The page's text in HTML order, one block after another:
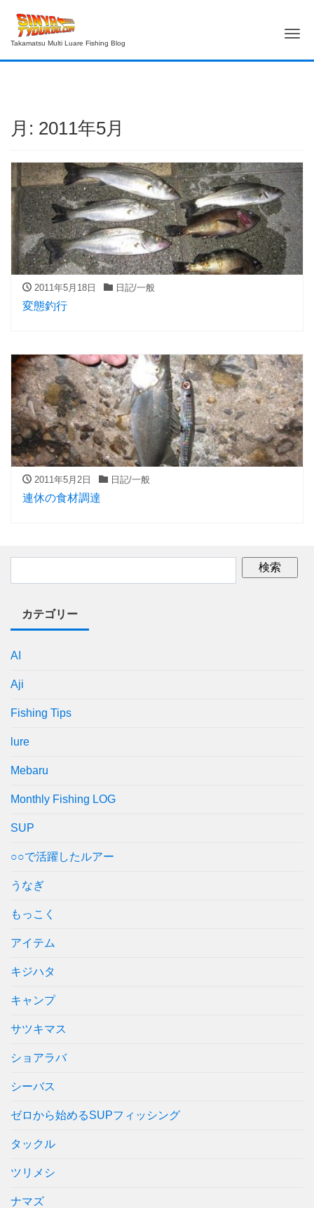
Takamatsu Multi Luare Fishing Blog
月: 2011年5月
2011年5月18日 日記/一般
変態釣行
2011年5月2日 日記/一般
連休の食材調達
カテゴリー
AI
Aji
Fishing Tips
lure
Mebaru
Monthly Fishing LOG
SUP
○○で活躍したルアー
うなぎ
もっこく
アイテム
キジハタ
キャンプ
サツキマス
ショアラバ
シーバス
ゼロから始めるSUPフィッシング
タックル
ツリメシ
ナマズ